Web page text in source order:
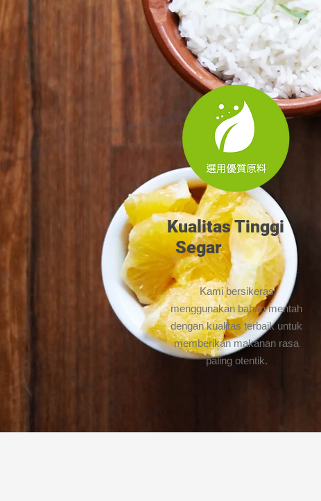
​Kualitas Tinggi​
Segar
​Kami bersikeras
menggunakan bahan mentah
dengan kualitas terbaik untuk
memberikan makanan rasa
paling otentik.